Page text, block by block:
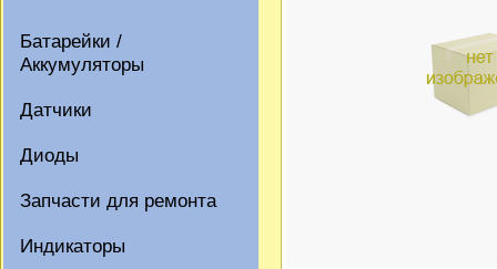
Батарейки /
Аккумуляторы
Датчики
Диоды
Запчасти для ремонта
Индикаторы